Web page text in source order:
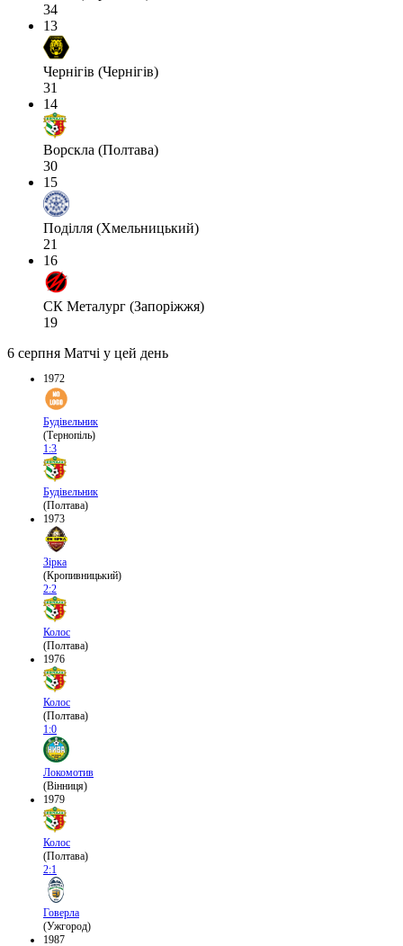
34
13
Чернігів (Чернігів)
31
14
Ворскла (Полтава)
30
15
Поділля (Хмельницький)
21
16
СК Металург (Запоріжжя)
19
6 серпня Матчі у цей день
1972
Будівельник
(Тернопіль)
1:3
Будівельник
(Полтава)
1973
Зірка
(Кропивницький)
2:2
Колос
(Полтава)
1976
Колос
(Полтава)
1:0
Локомотив
(Вінниця)
1979
Колос
(Полтава)
2:1
Говерла
(Ужгород)
1987